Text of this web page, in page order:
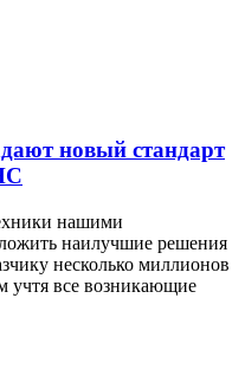
новый стандарт
нашими
наилучшие решения
несколько миллионов
учтя все возникающие